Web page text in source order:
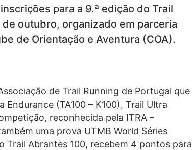
para a 9.ª edição do Trail
outubro, organizado em parceria
de Orientação e Aventura (COA).
de Trail Running de Portugal que
(TA100 – K100), Trail Ultra
reconhecida pela ITRA –
uma prova UTMB World Séries
Trail Abrantes 100, recebem 4 pontos para